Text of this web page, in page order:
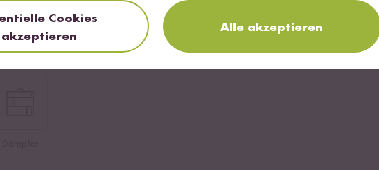
Bio Jasmin Reis Roter Bio Jasmin Reis
Cookies
akzeptieren
Alle akzeptieren